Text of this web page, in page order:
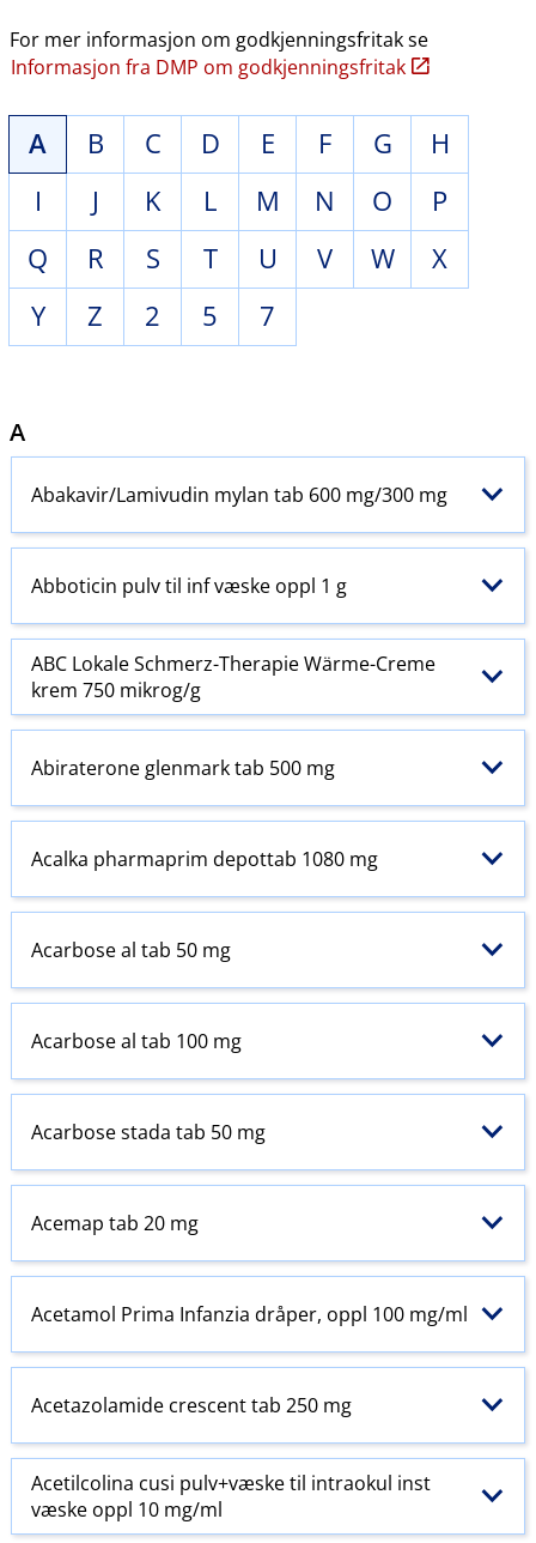
For mer informasjon om godkjenningsfritak se
Informasjon fra DMP om godkjenningsfritak
A B C D E F G
H
I
J K L M N O
P
Q
R S T U V W
X
Y
Z 2 5 7
A
Abakavir​/​Lamivudin mylan tab 600 mg/300 mg
Abboticin pulv til inf væske oppl 1 g
ABC Lokale Schmerz-Therapie Wärme-Creme
krem 750 mikrog/g
Abiraterone glenmark tab 500 mg
Acalka pharmaprim depottab 1080 mg
Acarbose al tab 50 mg
Acarbose al tab 100 mg
Acarbose stada tab 50 mg
Acemap tab 20 mg
Acetamol Prima Infanzia dråper, oppl 100 mg/ml
Acetazolamide crescent tab 250 mg
Acetilcolina cusi pulv+væske til intraokul inst
væske oppl 10 mg/ml